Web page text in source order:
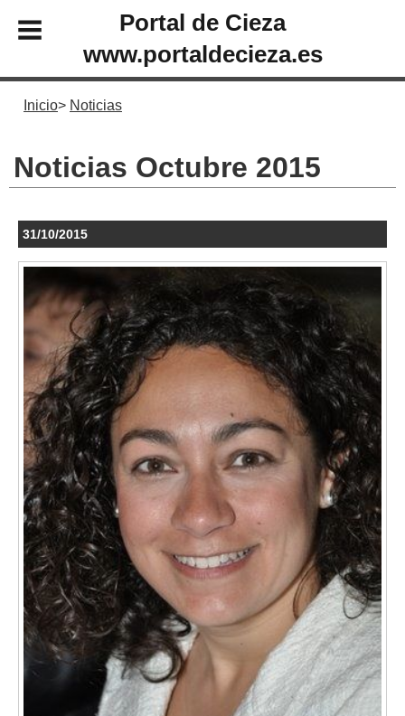
Portal de Cieza
www.portaldecieza.es
Inicio Noticias
Noticias Octubre 2015
31/10/2015